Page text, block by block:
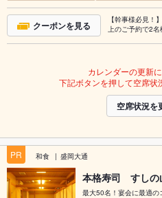
クーポンを見る
【幹事様必見！
上のご予約で2
カレンダーの更新
下記ボタンを押して空席状
空席状況を
PR 和食 盛岡大通
本格寿司 すしの
最大50名！宴会に最適